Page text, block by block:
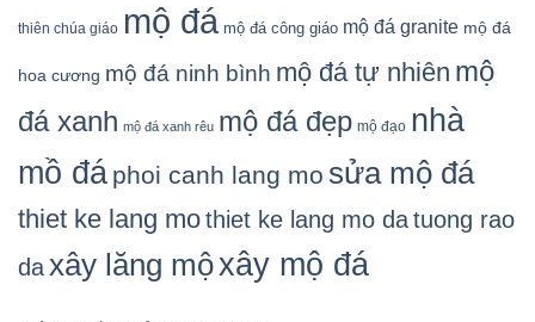
thiên chúa giáo mộ đá mộ đá công giáo mộ đá granite mộ đá
hoa cương mộ đá ninh bình mộ đá tự nhiên mộ
đá xanh mộ đá xanh rêu mộ đá đẹp mộ đạo nhà
mồ đá phoi canh lang mo sửa mộ đá
thiet ke lang mothiet ke lang mo datuong rao
daxây lăng mộxây mộ đá